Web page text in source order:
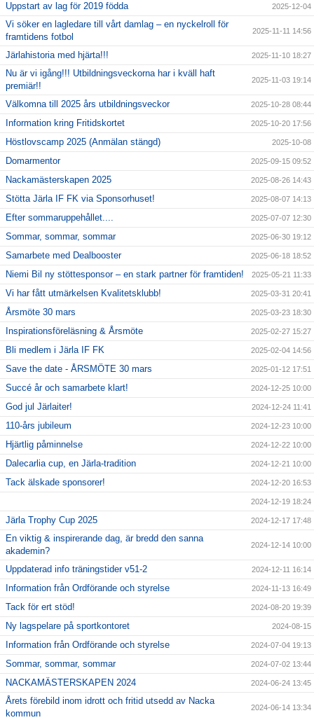
Uppstart av lag för 2019 födda 2025-12-04
Vi söker en lagledare till vårt damlag – en nyckelroll för
framtidens fotbol
2025-11-11 14:56
Järlahistoria med hjärta!!! 2025-11-10 18:27
Nu är vi igång!!! Utbildningsveckorna har i kväll haft
premiär!!
2025-11-03 19:14
Välkomna till 2025 års utbildningsveckor 2025-10-28 08:44
Information kring Fritidskortet 2025-10-20 17:56
Höstlovscamp 2025 (Anmälan stängd) 2025-10-08
Domarmentor 2025-09-15 09:52
Nackamästerskapen 2025 2025-08-26 14:43
Stötta Järla IF FK via Sponsorhuset! 2025-08-07 14:13
Efter sommaruppehållet.... 2025-07-07 12:30
Sommar, sommar, sommar 2025-06-30 19:12
Samarbete med Dealbooster 2025-06-18 18:52
Niemi Bil ny stöttesponsor – en stark partner för framtiden! 2025-05-21 11:33
Vi har fått utmärkelsen Kvalitetsklubb! 2025-03-31 20:41
Årsmöte 30 mars 2025-03-23 18:30
Inspirationsföreläsning & Årsmöte 2025-02-27 15:27
Bli medlem i Järla IF FK 2025-02-04 14:56
Save the date - ÅRSMÖTE 30 mars 2025-01-12 17:51
Succé år och samarbete klart! 2024-12-25 10:00
God jul Järlaiter! 2024-12-24 11:41
110-års jubileum 2024-12-23 10:00
Hjärtlig påminnelse 2024-12-22 10:00
Dalecarlia cup, en Järla-tradition 2024-12-21 10:00
Tack älskade sponsorer! 2024-12-20 16:53
2024-12-19 18:24
Järla Trophy Cup 2025 2024-12-17 17:48
En viktig & inspirerande dag, är bredd den sanna
akademin?
2024-12-14 10:00
Uppdaterad info träningstider v51-2 2024-12-11 16:14
Information från Ordförande och styrelse 2024-11-13 16:49
Tack för ert stöd! 2024-08-20 19:39
Ny lagspelare på sportkontoret 2024-08-15
Information från Ordförande och styrelse 2024-07-04 19:13
Sommar, sommar, sommar 2024-07-02 13:44
NACKAMÄSTERSKAPEN 2024 2024-06-24 13:45
Årets förebild inom idrott och fritid utsedd av Nacka
kommun
2024-06-14 13:34